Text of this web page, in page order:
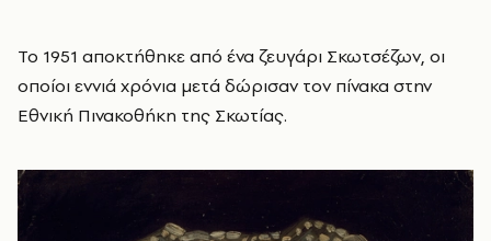
Το 1951 αποκτήθηκε από ένα ζευγάρι Σκωτσέζων, οι
οποίοι εννιά χρόνια μετά δώρισαν τον πίνακα στην
Εθνική Πινακοθήκη της Σκωτίας.